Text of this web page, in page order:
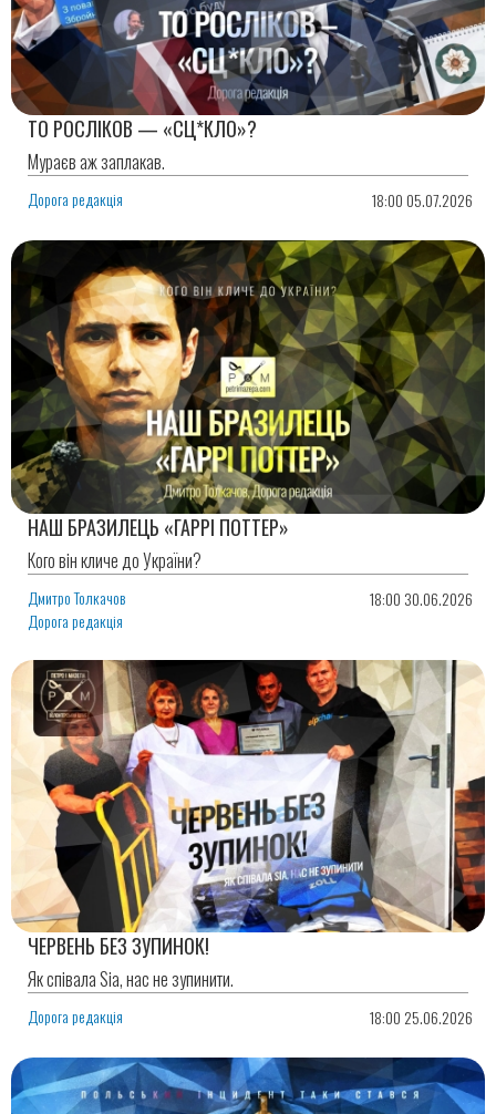
ТО РОСЛІКОВ — «СЦ*КЛО»?
Мураєв аж заплакав.
Дорога редакція 18:00 05.07.2026
НАШ БРАЗИЛЕЦЬ «ГАРРІ ПОТТЕР»
Кого він кличе до України?
Дмитро Толкачов
Дорога редакція
18:00 30.06.2026
ЧЕРВЕНЬ БЕЗ ЗУПИНОК!
Як співала Sia, нас не зупинити.
Дорога редакція 18:00 25.06.2026